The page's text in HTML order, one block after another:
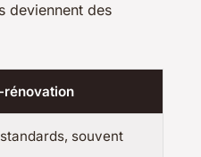
deviennent des
rénovation
souvent